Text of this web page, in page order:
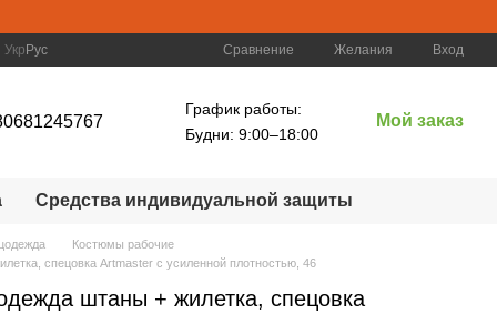
Укр Рус Сравнение Желания Вход
График работы:
Будни: 9:00–18:00
Мой заказ
Средства индивидуальной защиты
Костюмы рабочие
спецовка Artmaster с усиленной плотностью, 46
штаны + жилетка, спецовка